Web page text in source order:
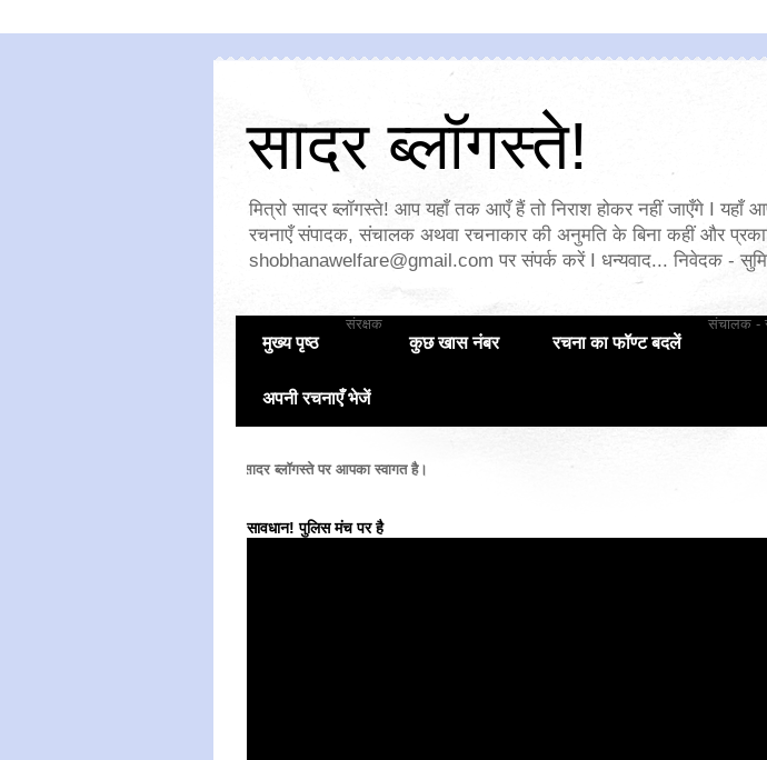
सादर ब्लॉगस्ते!
मित्रो सादर ब्लॉगस्ते! आप यहाँ तक आएँ हैं तो निराश होकर नहीं जाएँगे I
रचनाएँ संपादक, संचालक अथवा रचनाकार की अनुमति के बिना कहीं और
shobhanawelfare@gmail.com पर संपर्क करें I धन्यवाद... निवेदक -
मुख्य पृष्ठ
संरक्षक
कुछ खास नंबर रचना का फॉण्ट बदलें
संचालक -
अपनी रचनाएँ भेजें
सादर ब्लॉगस्ते पर आपका स्वागत है।
सावधान! पुलिस मंच पर है